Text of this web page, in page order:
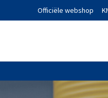
Officiële webshop